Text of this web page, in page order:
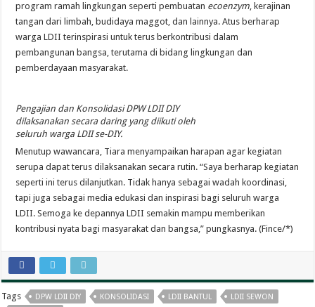
program ramah lingkungan seperti pembuatan ecoenzym, kerajinan
tangan dari limbah, budidaya maggot, dan lainnya. Atus berharap
warga LDII terinspirasi untuk terus berkontribusi dalam
pembangunan bangsa, terutama di bidang lingkungan dan
pemberdayaan masyarakat.
Pengajian dan Konsolidasi DPW LDII DIY
dilaksanakan secara daring yang diikuti oleh
seluruh warga LDII se-DIY.
Menutup wawancara, Tiara menyampaikan harapan agar kegiatan
serupa dapat terus dilaksanakan secara rutin. “Saya berharap kegiatan
seperti ini terus dilanjutkan. Tidak hanya sebagai wadah koordinasi,
tapi juga sebagai media edukasi dan inspirasi bagi seluruh warga
LDII. Semoga ke depannya LDII semakin mampu memberikan
kontribusi nyata bagi masyarakat dan bangsa,” pungkasnya. (Fince/*)
Tags DPW LDII DIY KONSOLIDASI LDII BANTUL
LDII SEWON